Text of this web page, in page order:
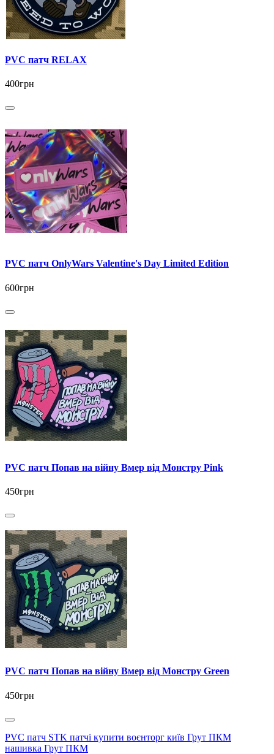
PVC патч RELAX
400грн
PVC патч OnlyWars Valentine's Day Limited Edition
600грн
PVC патч Попав на війну Вмер від Монстру Pink
450грн
PVC патч Попав на війну Вмер від Монстру Green
450грн
PVC патч STK патчі купити воєнторг київ Грут ПКМ
нашивка Грут ПКМ